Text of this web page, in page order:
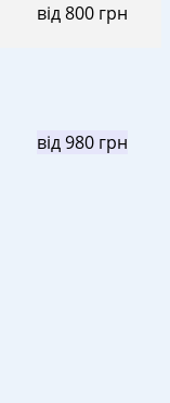
від 800 грн
від 980 грн